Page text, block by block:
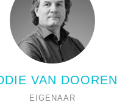
VAN DOOREN
EIGENAAR